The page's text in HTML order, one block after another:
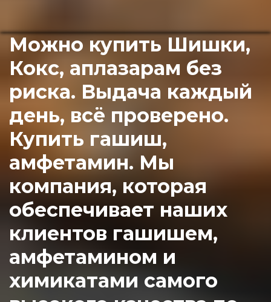
Можно купить Шишки,
Кокс, аплазарам без
риска. Выдача каждый
день, всё проверено.
Купить гашиш,
амфетамин. Мы
компания, которая
обеспечивает наших
клиентов гашишем,
амфетамином и
химикатами самого